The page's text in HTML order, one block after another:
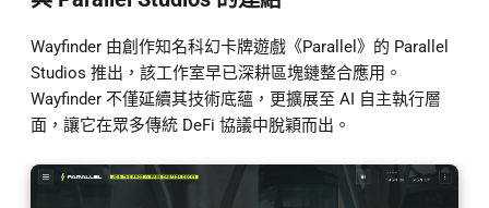
Wayfinder 由創作知名科幻卡牌遊戲《Parallel》的 Parallel
Studios 推出，該工作室早已深耕區塊鏈整合應用。
Wayfinder 不僅延續其技術底蘊，更擴展至 AI 自主執行層
面，讓它在眾多傳統 DeFi 協議中脫穎而出。